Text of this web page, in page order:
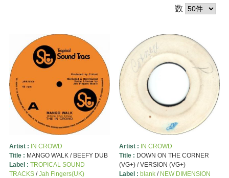
数
Artist : IN CROWD
Title : MANGO WALK / BEEFY DUB
Label : TROPICAL SOUND
TRACKS/Jah Fingers(UK)
Artist : IN CROWD
Title : DOWN ON THE CORNER
(VG+) / VERSION (VG+)
Label : blank/ NEW DIMENSION